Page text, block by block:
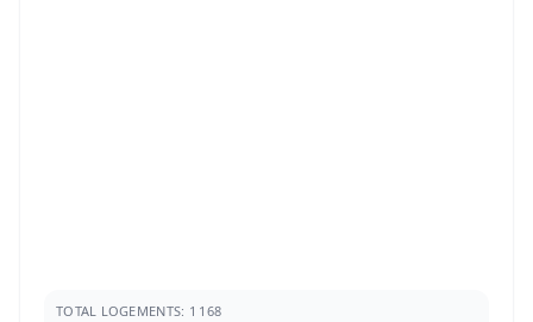
TOTAL LOGEMENTS: 1 168